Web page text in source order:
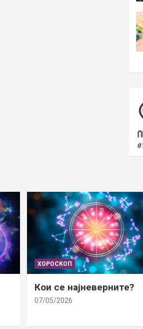
ХОРОСКОП
Кои се најневерните?
07/05/2026